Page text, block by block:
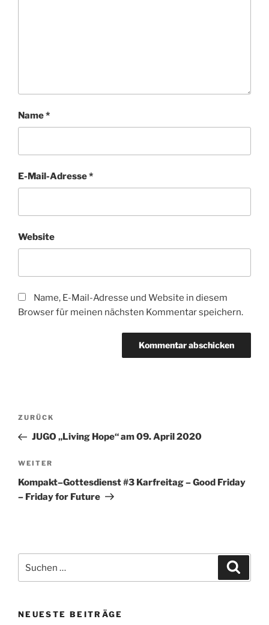
Name*
E-Mail-Adresse*
Website
Name, E-Mail-Adresse und Website in diesem
Browser für meinen nächsten Kommentar speichern.
Beitragsnavigation
Vorheriger
Beitrag
ZURÜCK
JUGO „Living Hope“ am 09. April 2020
Nächster
Beitrag
WEITER
Kompakt–Gottesdienst #3 Karfreitag – Good Friday
– Friday for Future
nach:
NEUESTE BEITRÄGE